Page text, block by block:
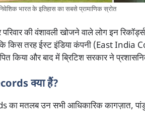
भारत के इतिहास का सबसे प्रामाणिक स्रोत
परिवार की वंशावली खोजने वाले लोग इन
किस तरह ईस्ट इंडिया कंपनी (East India
किया और बाद में ब्रिटिश सरकार ने
क्या हैं?
मतलब उन सभी आधिकारिक कागज़ात,